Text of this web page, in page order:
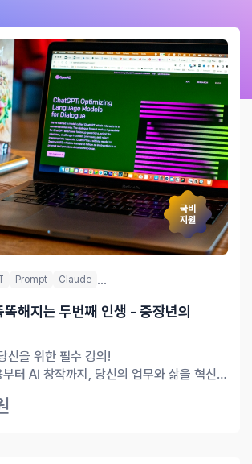
국비
지원
Prompt Claude ...
해지는 두번째 인생 - 중장년의
신을 위한 필수 강의!
터 AI 창작까지, 당신의 업무와 삶을 혁신할